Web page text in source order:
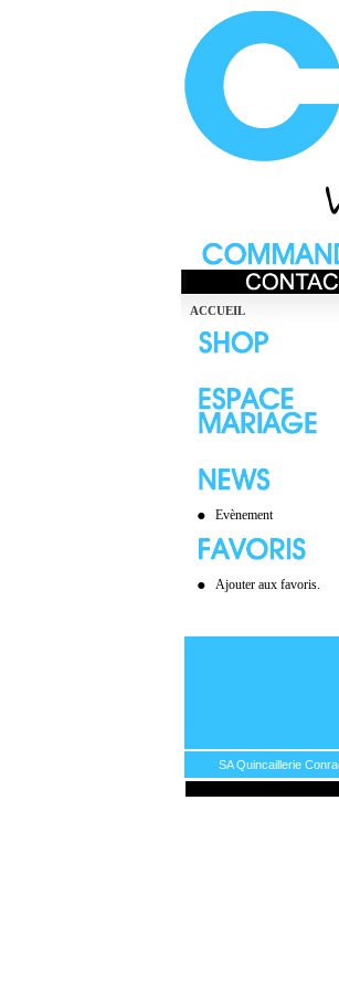
ACCUEIL
Evènement
Ajouter aux favoris.
SA Quincaillerie